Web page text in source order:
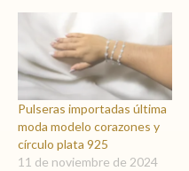
Pulseras importadas última
moda modelo corazones y
círculo plata 925
11 de noviembre de 2024